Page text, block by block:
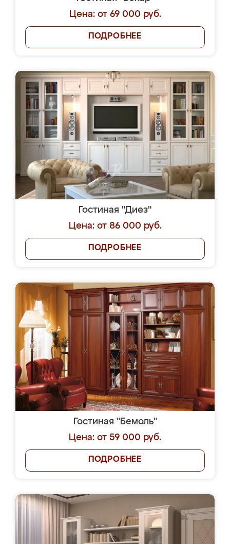
Цена: от 69 000 руб.
ПОДРОБНЕЕ
Гостиная "Диез"
Цена: от 86 000 руб.
ПОДРОБНЕЕ
Гостиная "Бемоль"
Цена: от 59 000 руб.
ПОДРОБНЕЕ